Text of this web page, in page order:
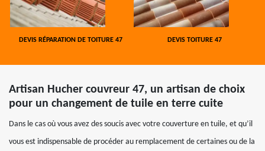
DEVIS RÉPARATION DE TOITURE 47 DEVIS TOITURE 47
Artisan Hucher couvreur 47, un artisan de choix
pour un changement de tuile en terre cuite
Dans le cas où vous avez des soucis avec votre couverture en tuile, et qu’il
vous est indispensable de procéder au remplacement de certaines ou de la